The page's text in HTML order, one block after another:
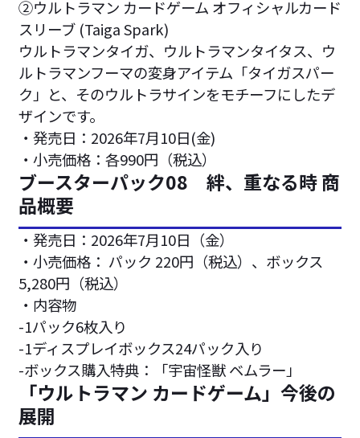
②ウルトラマン カードゲーム オフィシャルカード
スリーブ (Taiga Spark)
ウルトラマンタイガ、ウルトラマンタイタス、ウ
ルトラマンフーマの変身アイテム「タイガスパー
ク」と、そのウルトラサインをモチーフにしたデ
ザインです。
・発売日：2026年7月10日(金)
・小売価格：各990円（税込）
ブースターパック08 絆、重なる時 商
品概要
・発売日：2026年7月10日（金）
・小売価格： パック 220円（税込）、ボックス
5,280円（税込）
・内容物
-1パック6枚入り
-1ディスプレイボックス24パック入り
-ボックス購入特典：「宇宙怪獣 ベムラー」
「ウルトラマン カードゲーム」今後の
展開